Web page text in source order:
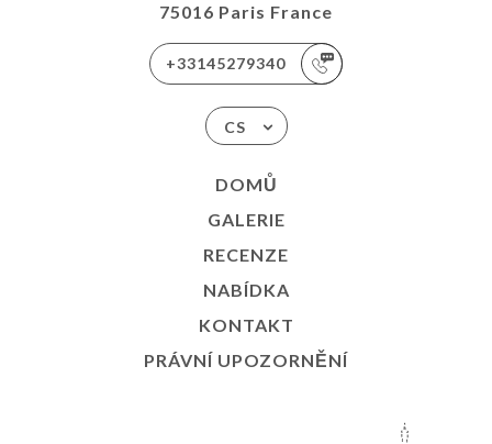
75016 Paris France
+33145279340
CS
DOMŮ
GALERIE
RECENZE
NABÍDKA
KONTAKT
PRÁVNÍ UPOZORNĚNÍ